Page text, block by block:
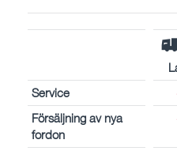
Service
Försäljning av nya
fordon